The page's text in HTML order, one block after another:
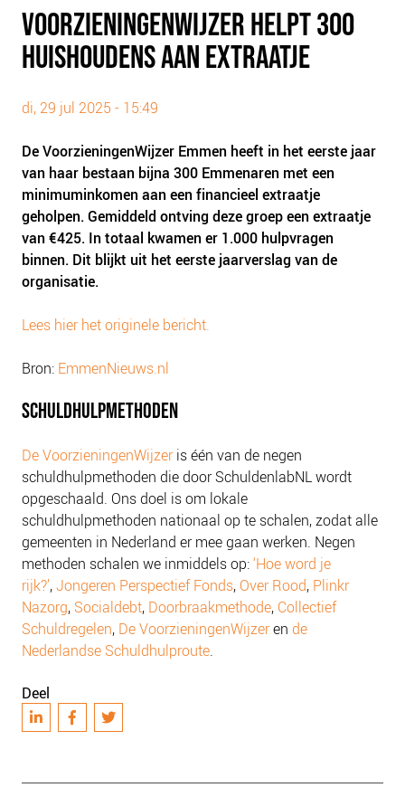
PLINKR NAZORG
SOCIALDEBT
DOORBRAAKMETHODE
COLLECTIEF SCHULDREGELEN
NEDERLANDSE SCHULDHULPROUTE (NSR)
OVER ONS
VISIE EN MISSIE
HET TEAM
ONZE PARTNERS
VACATURES
OVER NCFG
NIEUWS
BLOGS
VOORZIENINGENWIJZER HELPT 300
HUISHOUDENS AAN EXTRAATJE
di, 29 jul 2025 - 15:49
De VoorzieningenWijzer Emmen heeft in het eerste jaar
van haar bestaan bijna 300 Emmenaren met een
minimuminkomen aan een financieel extraatje
geholpen. Gemiddeld ontving deze groep een extraatje
van €425. In totaal kwamen er 1.000 hulpvragen
binnen. Dit blijkt uit het eerste jaarverslag van de
organisatie.
Lees hier het originele bericht.
Bron: EmmenNieuws.nl
SCHULDHULPMETHODEN
De VoorzieningenWijzeris één van de negen
schuldhulpmethoden die door SchuldenlabNL wordt
opgeschaald. Ons doel is om lokale
schuldhulpmethoden nationaal op te schalen, zodat alle
gemeenten in Nederland er mee gaan werken. Negen
methoden schalen we inmiddels op:‘Hoe word je
rijk?’,Jongeren Perspectief Fonds, Over Rood, Plinkr
Nazorg, Socialdebt, Doorbraakmethode, Collectief
Schuldregelen, De VoorzieningenWijzeren de
Nederlandse Schuldhulproute.
Deel